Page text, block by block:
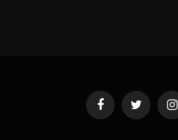
FacebookTwitter